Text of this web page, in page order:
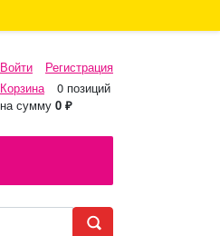
Войти
Регистрация
Корзина
0 позиций
на сумму 0 ₽